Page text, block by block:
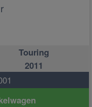
Touring
2011